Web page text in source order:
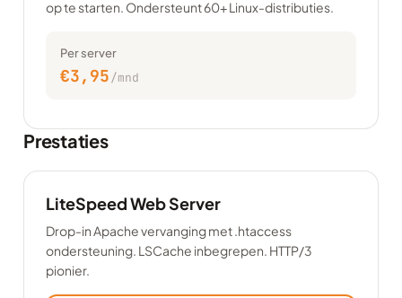
op te starten. Ondersteunt 60+ Linux-distributies.
Per server
€3,95/mnd
Prestaties
LiteSpeed Web Server
Drop-in Apache vervanging met .htaccess
ondersteuning. LSCache inbegrepen. HTTP/3
pionier.